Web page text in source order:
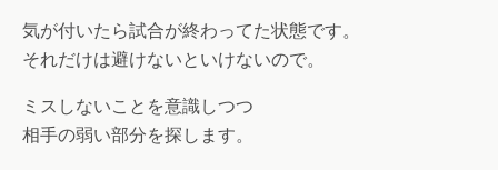
気が付いたら試合が終わってた状態です。
それだけは避けないといけないので。
ミスしないことを意識しつつ
相手の弱い部分を探します。